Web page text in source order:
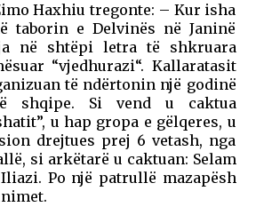
Haxhiu tregonte: – Kur isha
taborin e Delvinës në Janinë
në shtëpi letra të shkruara
“vjedhurazi“. Kallaratasit
të ndërtonin një godinë
shqipe. Si vend u caktua
u hap gropa e gëlqeres, u
drejtues prej 6 vetash, nga
si arkëtarë u caktuan: Selam
Po një patrullë mazapësh